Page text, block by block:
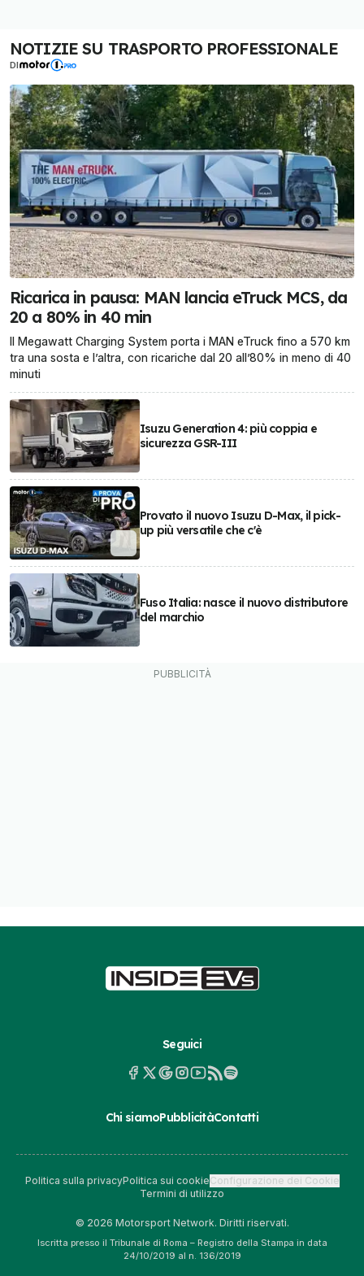
NOTIZIE SU TRASPORTO PROFESSIONALE
DI
Ricarica in pausa: MAN lancia eTruck MCS, da
20 a 80% in 40 min
Il Megawatt Charging System porta i MAN eTruck fino a 570 km
tra una sosta e l’altra, con ricariche dal 20 all’80% in meno di 40
minuti
Isuzu Generation 4: più coppia e
sicurezza GSR-III
Provato il nuovo Isuzu D-Max, il pick-
up più versatile che c'è
Fuso Italia: nasce il nuovo distributore
del marchio
Seguici
Chi siamoPubblicitàContatti
Politica sulla privacyPolitica sui cookieConfigurazione dei Cookie
Termini di utilizzo
© 2026 Motorsport Network. Diritti riservati.
Iscritta presso il Tribunale di Roma – Registro della Stampa in data
24/10/2019 al n. 136/2019